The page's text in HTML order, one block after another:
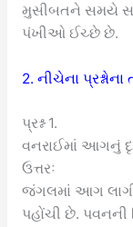
મુસીબતને સમયે
પંખીઓ ઈચ્છે છે.
2. નીચેના
પ્રશ્ન 1.
વનરાઈમાં આગનું
ઉત્તરઃ
જંગલમાં આગ
પહોંચી છે.